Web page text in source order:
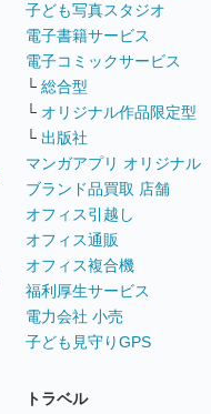
子ども写真スタジオ
電子書籍サービス
電子コミックサービス
└ 総合型
└ オリジナル作品限定型
└ 出版社
マンガアプリ オリジナル
ブランド品買取 店舗
オフィス引越し
オフィス通販
オフィス複合機
福利厚生サービス
電力会社 小売
子ども見守りGPS
トラベル